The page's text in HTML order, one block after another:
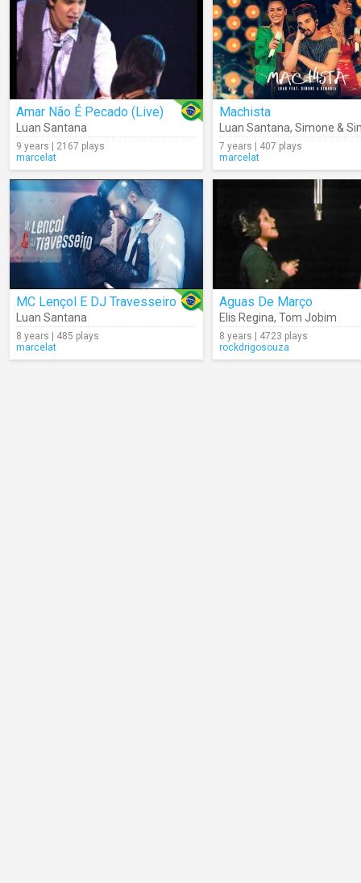
Amar Não É Pecado (Live)
Luan Santana
9 years | 2167 plays
marcelat
Machista
Luan Santana, Simone &
7 years | 407 plays
marcelat
MC Lençol E DJ Travesseiro
Luan Santana
8 years | 485 plays
marcelat
Aguas De Março
Elis Regina, Tom Jobim
8 years | 4723 plays
rockdrigosouza